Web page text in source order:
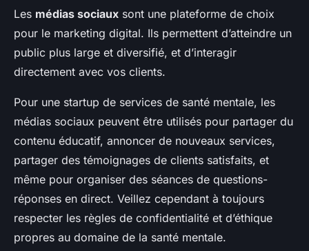
Les médias sociaux sont une plateforme de choix
pour le marketing digital. Ils permettent d’atteindre un
public plus large et diversifié, et d’interagir
directement avec vos clients.
Pour une startup de services de santé mentale, les
médias sociaux peuvent être utilisés pour partager du
contenu éducatif, annoncer de nouveaux services,
partager des témoignages de clients satisfaits, et
même pour organiser des séances de questions-
réponses en direct. Veillez cependant à toujours
respecter les règles de confidentialité et d’éthique
propres au domaine de la santé mentale.